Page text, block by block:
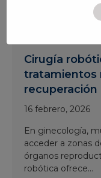
Cirugía
tratamientos
recuperación
16 febrero, 2026
En ginecología,
acceder a zonas
órganos
robótica ofrece...